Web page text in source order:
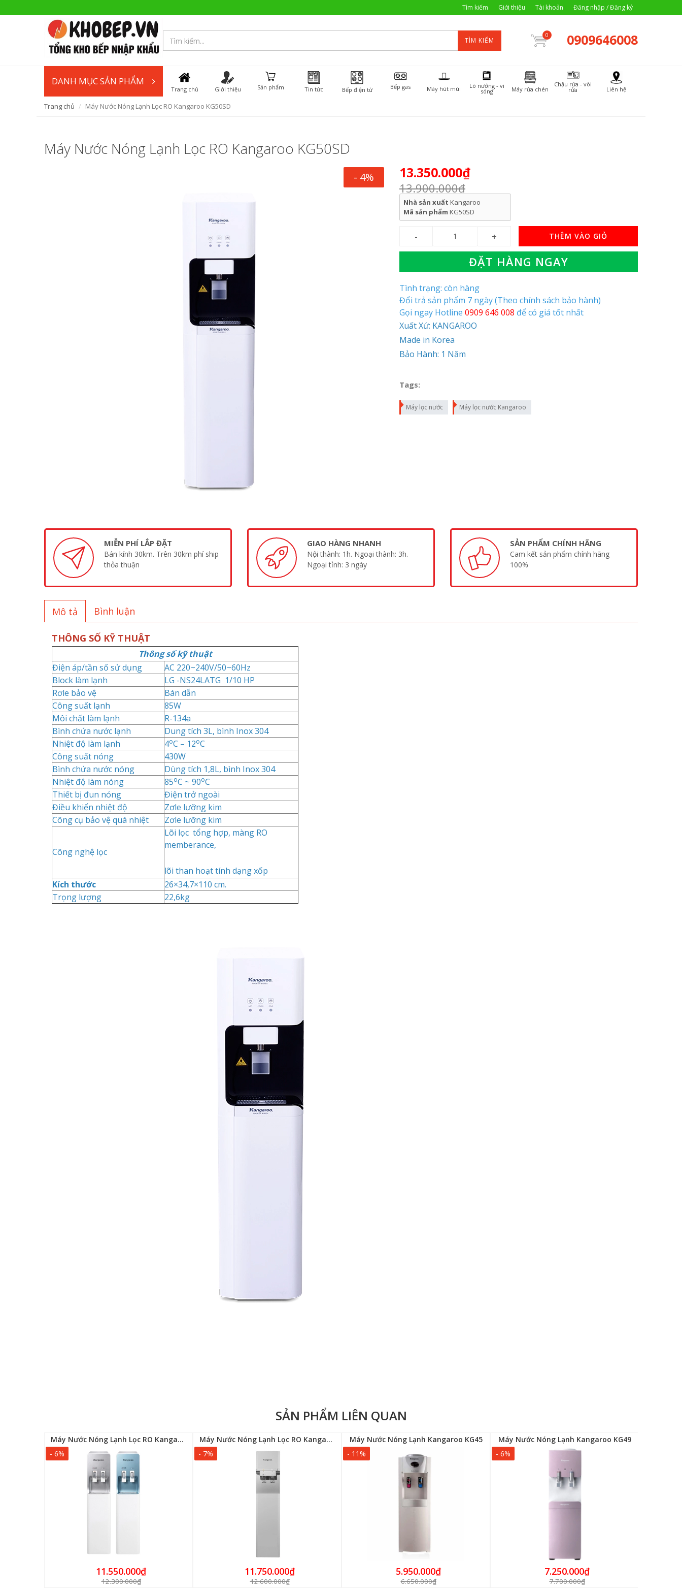
Tìm kiếm Giới thiệu Tài khoản Đăng nhập / Đăng ký
TÌM KIẾM
0 0909646008
DANH MỤC SẢN PHẨM
Trang chủ Giới thiệu Sản phẩm Tin tức Bếp điện từ Bếp gas Máy hút mùi Lò nướng - vi
sóng Máy rửa chén
Chậu rửa - vòi
rửa Liên hệ
Trang chủ Máy Nước Nóng Lạnh Lọc RO Kangaroo KG50SD
Máy Nước Nóng Lạnh Lọc RO Kangaroo KG50SD
- 4% 13.350.000₫
13.900.000₫
Nhà sản xuất Kangaroo
Mã sản phẩm KG50SD
THÊM VÀO GIỎ
ĐẶT HÀNG NGAY
Tình trạng: còn hàng
Đổi trả sản phẩm 7 ngày (Theo chính sách bảo hành)
Gọi ngay Hotline 0909 646 008 để có giá tốt nhất
Xuất Xứ: KANGAROO
Made in Korea
Bảo Hành: 1 Năm
Tags:
Máy lọc nước Máy lọc nước Kangaroo
MIỄN PHÍ LẮP ĐẶT
Bán kính 30km. Trên 30km phí ship
thỏa thuận
GIAO HÀNG NHANH
Nội thành: 1h. Ngoại thành: 3h.
Ngoại tỉnh: 3 ngày
SẢN PHẨM CHÍNH HÃNG
Cam kết sản phẩm chính hãng
100%
Mô tả Bình luận
THÔNG SỐ KỸ THUẬT
Thông số kỹ thuật
Điện áp/tần số sử dụng
AC 220~240V/50~60Hz
Block làm lạnh
LG -NS24LATG 1/10 HP
Rơle bảo vệ
Bán dẫn
Công suất lạnh
85W
Môi chất làm lạnh
R-134a
Bình chứa nước lạnh
Dung tích 3L, bình Inox 304
Nhiệt độ làm lạnh
4oC – 12oC
Công suất nóng
430W
Bình chứa nước nóng
Dùng tích 1,8L, bình Inox 304
Nhiệt độ làm nóng
85oC ~ 90oC
Thiết bị đun nóng
Điện trở ngoài
Điều khiển nhiệt độ
Zơle lưỡng kim
Công cụ bảo vệ quá nhiệt
Zơle lưỡng kim
Công nghệ lọc
Lõi lọc tổng hợp, màng RO
memberance,
lõi than hoạt tính dạng xốp
Kích thước
26×34,7×110 cm.
Trọng lượng
22,6kg
SẢN PHẨM LIÊN QUAN
Máy Nước Nóng Lạnh Lọc RO Kangaroo KG50W2
- 6%
11.550.000₫
12.300.000₫
Máy Nước Nóng Lạnh Lọc RO Kangaroo KG50W1
- 7%
11.750.000₫
12.600.000₫
Máy Nước Nóng Lạnh Kangaroo KG45
- 11%
5.950.000₫
6.650.000₫
Máy Nước Nóng Lạnh Kangaroo KG49
- 6%
7.250.000₫
7.700.000₫